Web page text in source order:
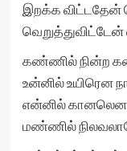
இறக்க
கண்ணில் நின்ற
உன்னில் உயிரென
என்னில் கானலென
மண்ணில்